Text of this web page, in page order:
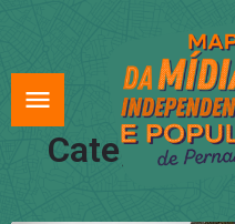
Categoria: